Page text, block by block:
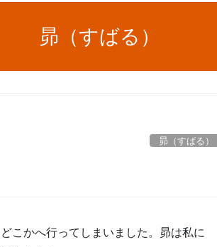
昴（すばる）
昴（すばる）
こかへ行ってしまいました。昴は私に